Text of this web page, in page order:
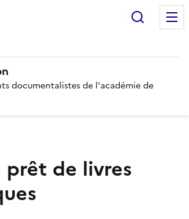
documentalistes de l'académie de
prêt de livres